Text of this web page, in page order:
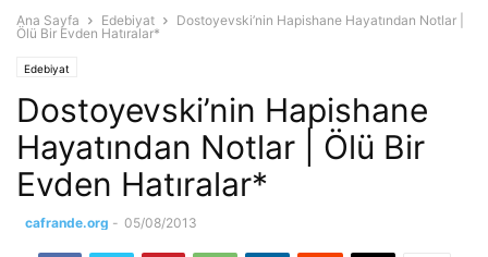
Ana Sayfa Edebiyat
Dostoyevski’nin Hapishane Hayatından Notlar |
Ölü Bir Evden Hatıralar*
Edebiyat
Dostoyevski’nin Hapishane
Hayatından Notlar | Ölü Bir
Evden Hatıralar*
cafrande.org - 05/08/2013